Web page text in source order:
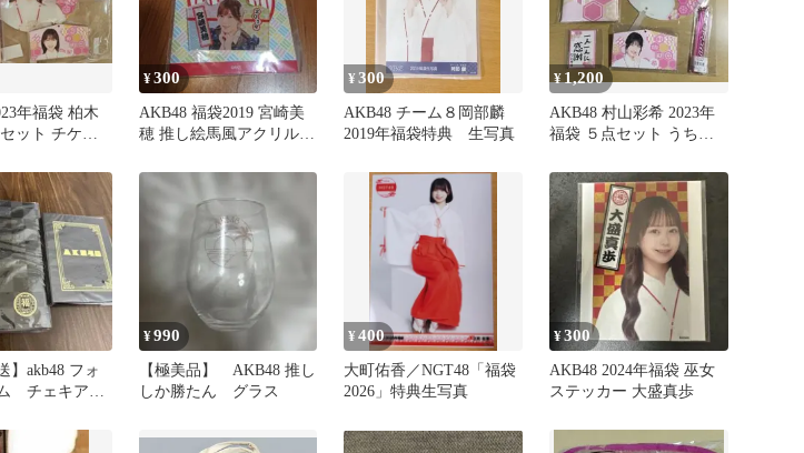
年福袋 柏木
ット チケッ
¥300
AKB48 福袋2019 宮崎美
穂 推し絵馬風アクリルス
¥300
AKB48 チーム８岡部麟
2019年福袋特典 生写真
¥ 1,200
AKB48 村山彩希 2023年
福袋 ５点セット うちわ
】akb48 フォ
チェキアル
¥990
【極美品】 AKB48 推し
しか勝たん グラス
¥400
大町佑香／NGT48「福袋
2026」特典生写真
¥300
AKB48 2024年福袋 巫女
ステッカー 大盛真歩